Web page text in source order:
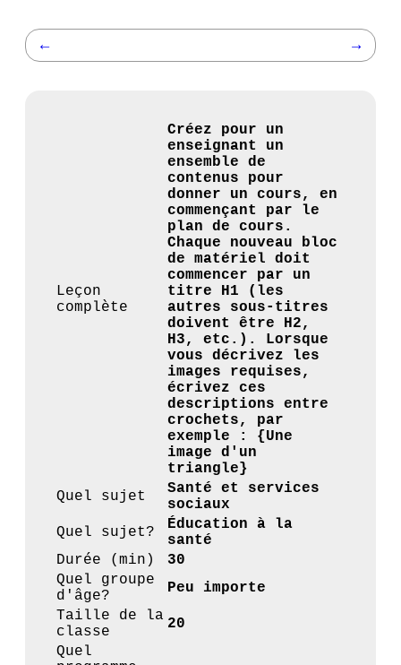
← →
Leçon
complète
Créez pour un
enseignant un
ensemble de
contenus pour
donner un cours, en
commençant par le
plan de cours.
Chaque nouveau bloc
de matériel doit
commencer par un
titre H1 (les
autres sous-titres
doivent être H2,
H3, etc.). Lorsque
vous décrivez les
images requises,
écrivez ces
descriptions entre
crochets, par
exemple : {Une
image d'un
triangle}
Quel sujet
Santé et services
sociaux
Quel sujet?
Éducation à la
santé
Durée (min)
30
Quel groupe
d'âge?
Peu importe
Taille de la
classe
20
Quel